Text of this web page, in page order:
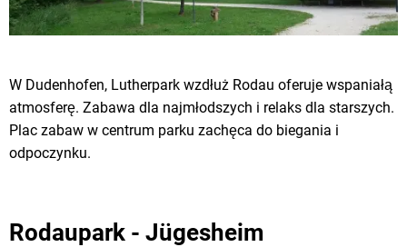
W Dudenhofen, Lutherpark wzdłuż Rodau oferuje wspaniałą
atmosferę. Zabawa dla najmłodszych i relaks dla starszych.
Plac zabaw w centrum parku zachęca do biegania i
odpoczynku.
Rodaupark - Jügesheim